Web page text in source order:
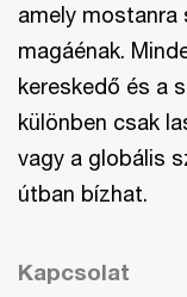
amely
magáénak.
kereskedő és a
különben csak
vagy a globális
útban bízhat.
Kapcsolat